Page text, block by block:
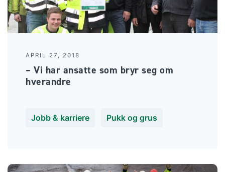
APRIL 27, 2018
– Vi har ansatte som bryr seg om
hverandre
Jobb & karriere Pukk og grus